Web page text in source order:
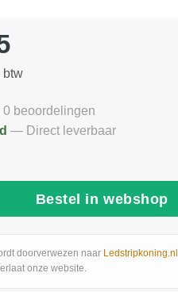
btw
0 beoordelingen
— Direct leverbaar
Bestel in webshop
doorverwezen naar Ledstripkoning.nl
onze website.